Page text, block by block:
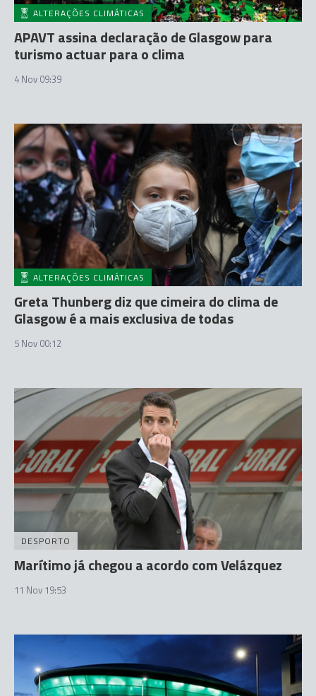
ALTERAÇÕES CLIMÁTICAS
APAVT assina declaração de Glasgow para
turismo actuar para o clima
4 Nov 09:39
ALTERAÇÕES CLIMÁTICAS
Greta Thunberg diz que cimeira do clima de
Glasgow é a mais exclusiva de todas
5 Nov 00:12
DESPORTO
Marítimo já chegou a acordo com Velázquez
11 Nov 19:53